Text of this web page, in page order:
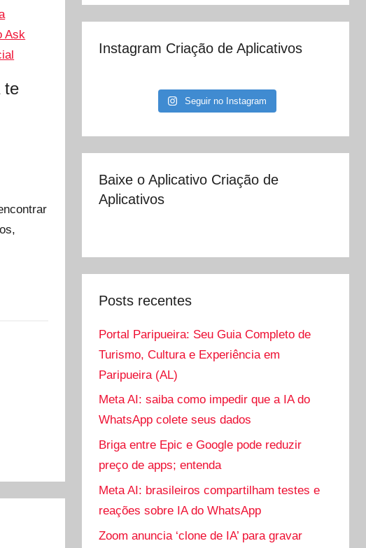
te
Instagram Criação de Aplicativos
Seguir no Instagram
Baixe o Aplicativo Criação de
Aplicativos
Posts recentes
Portal Paripueira: Seu Guia Completo de
Turismo, Cultura e Experiência em
Paripueira (AL)
Meta AI: saiba como impedir que a IA do
WhatsApp colete seus dados
Briga entre Epic e Google pode reduzir
preço de apps; entenda
Meta AI: brasileiros compartilham testes e
reações sobre IA do WhatsApp
Zoom anuncia ‘clone de IA’ para gravar